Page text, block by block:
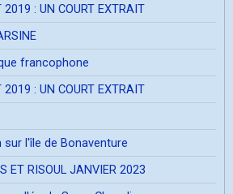
: UN COURT EXTRAIT
francophone
: UN COURT EXTRAIT
l'île de Bonaventure
ET RISOUL JANVIER 2023